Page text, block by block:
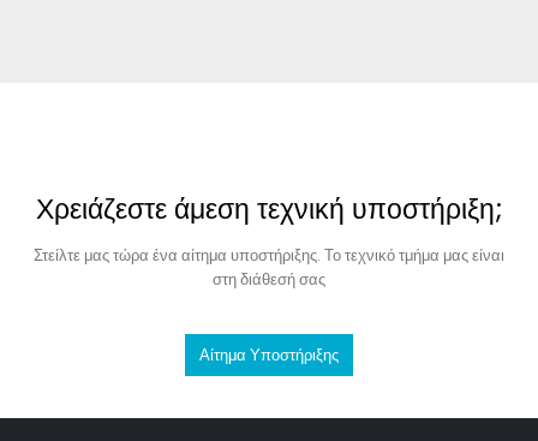
Χρειάζεστε άμεση τεχνική υποστήριξη;
Στείλτε μας τώρα ένα αίτημα υποστήριξης. Το τεχνικό τμήμα μας είναι
στη διάθεσή σας
Αίτημα Υποστήριξης